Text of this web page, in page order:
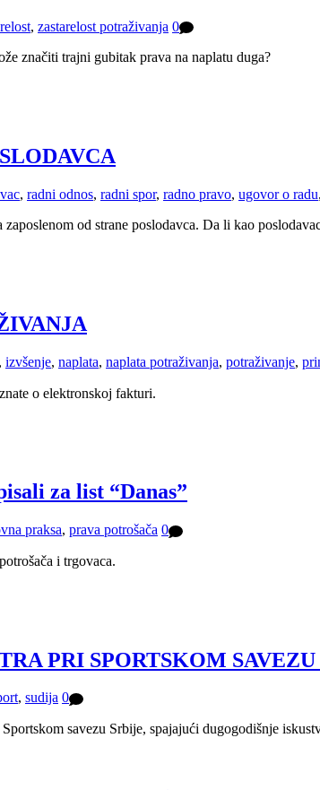
, zastarelost potraživanja 0
značiti trajni gubitak prava na naplatu duga?
, radni odnos, radni spor, radno pravo, ugovor o radu,
od strane poslodavca. Da li kao
, izvšenje, naplata, naplata potraživanja, potraživanje,
o elektronskoj fakturi.
za list “Danas”
praksa, prava potrošača 0
i trgovaca.
PRI SPORTSKOM SAVEZU
, sudija 0
savezu Srbije, spajajući dugogodišnje